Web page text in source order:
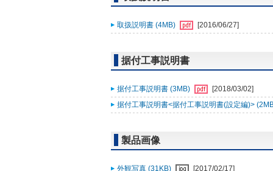
取扱説明書 (4MB) [2016/06/27]
据付工事説明書
据付工事説明書 (3MB)
[2018/03/02]
据付工事説明書<据付工事説明書(設定編)>
製品画像
外観写真 (31KB) [2017/02/17]